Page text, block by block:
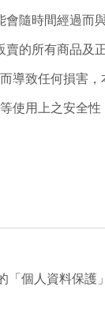
隨時間經過而
的所有商品及
致任何損害，
用上之安全
個人資料保護」